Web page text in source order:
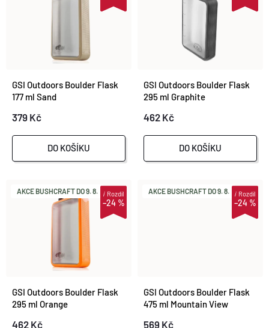
P
R
O
T
Abecedně
S
P
R
O
K
T
GSI Outdoors Boulder Flask
177 ml Sand
379 Kč
DO KOŠÍKU
GSI Outdoors Boulder Flask
295 ml Graphite
462 Kč
DO KOŠÍKU
AKCE BUSHCRAFT DO 9. 8.
–24 %
iRozdíl
GSI Outdoors Boulder Flask
295 ml Orange
462 Kč
AKCE BUSHCRAFT DO 9. 8.
–24 %
iRozdíl
GSI Outdoors Boulder Flask
475 ml Mountain View
569 Kč